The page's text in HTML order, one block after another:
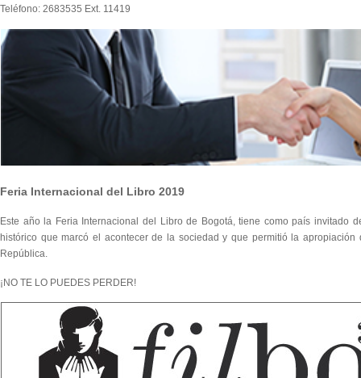
Teléfono: 2683535 Ext. 11419
Feria Internacional del Libro 2019
Este año la Feria Internacional del Libro de Bogotá, tiene como país invitado
histórico que marcó el acontecer de la sociedad y que permitió la
República.
¡NO TE LO PUEDES PERDER!